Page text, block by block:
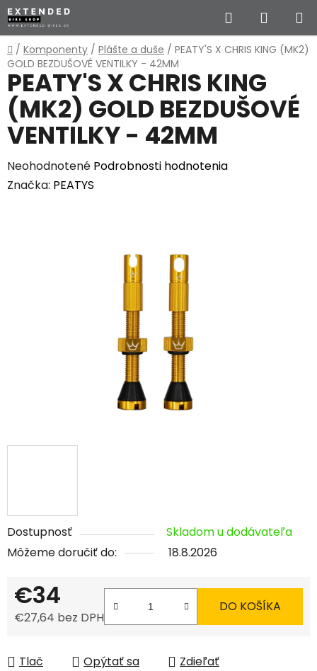
Prejsť
na
obsah
Hľadať
KOŠÍK
Domov
/ Komponenty / Plášte a duše / PEATY'S X CHRIS KING (MK2)
GOLD BEZDUŠOVÉ VENTILKY - 42MM
Dostupnosť
Skladom u dodávateľa
Môžeme doručiť do:
18.8.2026
€34
€27,64 bez DPH
DO KOŠÍKA
Tlač Opýtať sa Zdieľať
PEATY'S X CHRIS KING
(MK2) GOLD BEZDUŠOVÉ
VENTILKY - 42MM
Priemerné
hodnotenie
Neohodnotené Podrobnosti hodnotenia
Značka: PEATYS